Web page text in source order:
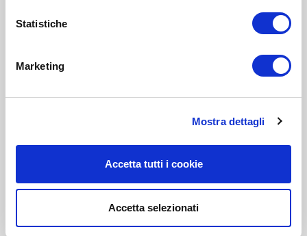
Statistiche
Marketing
Mostra dettagli
Accetta tutti i cookie
Accetta selezionati